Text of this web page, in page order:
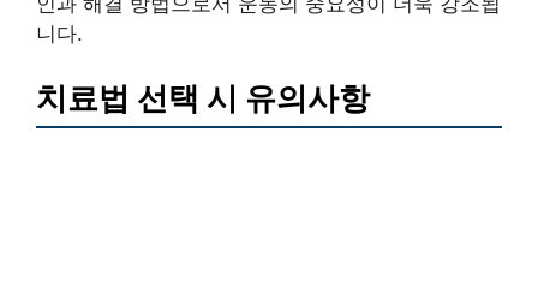
니다.
치료법 선택 시 유의사항